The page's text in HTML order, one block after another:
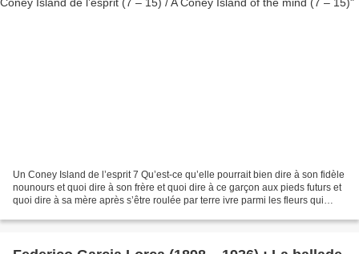
Un Coney Island de l’esprit 7 Qu’est-ce qu’elle pourrait bien dire à son fidèle
nounours et quoi dire à son frère et quoi dire à ce garçon aux pieds futurs et
quoi dire à sa mère après s’être roulée par terre ivre parmi les fleurs qui